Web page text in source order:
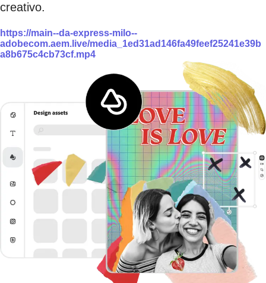
creativo.
https://main--da-express-milo--
adobecom.aem.live/media_1ed31ad146fa49feef25241e39b
a8b675c4cb73cf.mp4